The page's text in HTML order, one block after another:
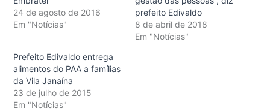
24 de agosto de 2016
Em "Notícias"
prefeito Edivaldo
8 de abril de 2018
Em "Notícias"
Prefeito Edivaldo entrega
alimentos do PAA a famílias
da Vila Janaína
23 de julho de 2015
Em "Notícias"